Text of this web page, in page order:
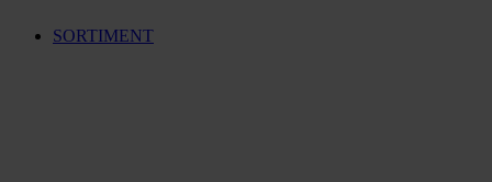
SORTIMENT